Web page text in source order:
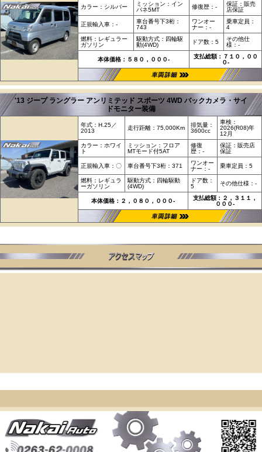
カラー：シルバー
ミッション：イン
パネ5MT
修復歴：-
保証：販売
店保証
正規輸入車：-
車台番号下3桁：
743
ワンオー
ナー：-
乗車定員：
4
燃料：レギュラー
ガソリン
駆動方式：四輪駆
動(4WD)
ドア数：5
その他仕
様：-
本体価格：５８０，０００-
支払総額：７１０，００
０-
'13 ジープ ラングラー アンリミテッド スポーツ 4WD バックカメラ・サイ
ドモニター装備
年式：H.25／
2013
走行距離：75,000Km
排気量：
3600cc
車検：
2026(R08)年
12月
カラー：ホワイ
ト
ミッション：フロア
MTモード付5AT
修復
歴：-
保証：販売店
保証
正規輸入車：〇 車台番号下3桁：371
ワンオー
ナー：-
乗車定員：5
燃料：レギュラ
ーガソリン
駆動方式：四輪駆動
(4WD)
ドア数：
5
その他仕様：-
本体価格：２，０８０，０００-
支払総額：２，３１１，
０００-